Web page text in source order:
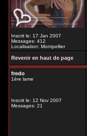
Inscrit le: 17 Jan 2007
Messages: 412
Localisation: Montpellier
Revenir en haut de page
fredo
1ère lame
Inscrit le: 12 Nov 2007
Messages: 21